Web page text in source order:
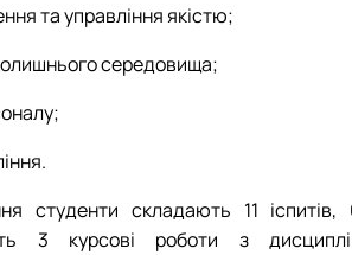
та управління якістю;
середовища;
студенти складають 11 іспитів,
3 курсові роботи з